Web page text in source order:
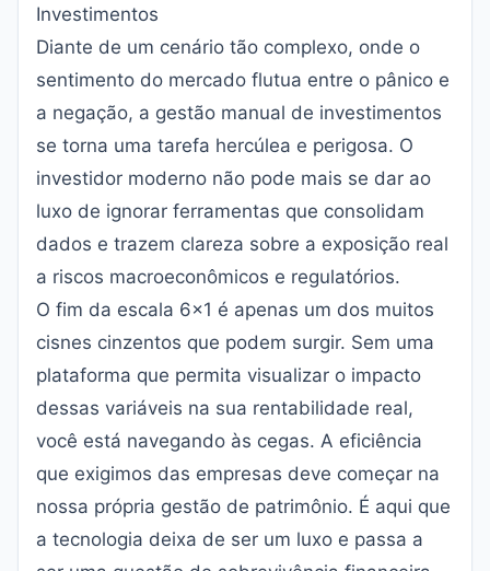
Investimentos
Diante de um cenário tão complexo, onde o
sentimento do mercado flutua entre o pânico e
a negação, a gestão manual de investimentos
se torna uma tarefa hercúlea e perigosa. O
investidor moderno não pode mais se dar ao
luxo de ignorar ferramentas que consolidam
dados e trazem clareza sobre a exposição real
a riscos macroeconômicos e regulatórios.
O fim da escala 6x1 é apenas um dos muitos
cisnes cinzentos que podem surgir. Sem uma
plataforma que permita visualizar o impacto
dessas variáveis na sua rentabilidade real,
você está navegando às cegas. A eficiência
que exigimos das empresas deve começar na
nossa própria gestão de patrimônio. É aqui que
a tecnologia deixa de ser um luxo e passa a